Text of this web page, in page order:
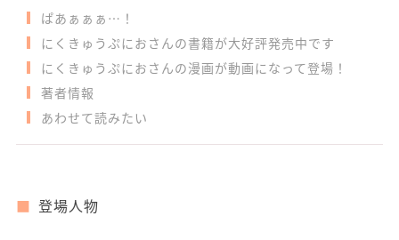
ぱあぁぁぁ…！
にくきゅうぷにおさんの書籍が大好評発売中です
にくきゅうぷにおさんの漫画が動画になって登場！
著者情報
あわせて読みたい
登場人物